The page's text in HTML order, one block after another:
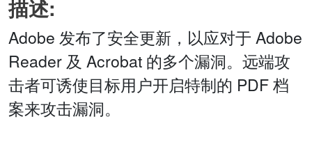
描述:
Adobe 发布了安全更新，以应对于 Adobe
Reader 及 Acrobat 的多个漏洞。远端攻
击者可诱使目标用户开启特制的 PDF 档
案来攻击漏洞。